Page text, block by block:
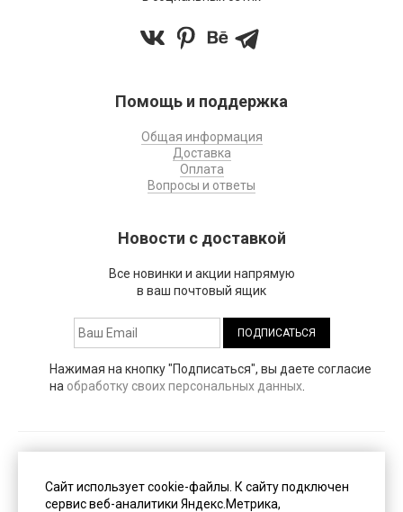
Помощь и поддержка
Общая информация
Доставка
Оплата
Вопросы и ответы
Новости с доставкой
Все новинки и акции напрямую
в ваш почтовый ящик
Нажимая на кнопку "Подписаться", вы даете согласие
на обработку своих персональных данных
Сайт использует cookie-файлы. К cайту подключен
сервис веб-аналитики Яндекс.Метрика,